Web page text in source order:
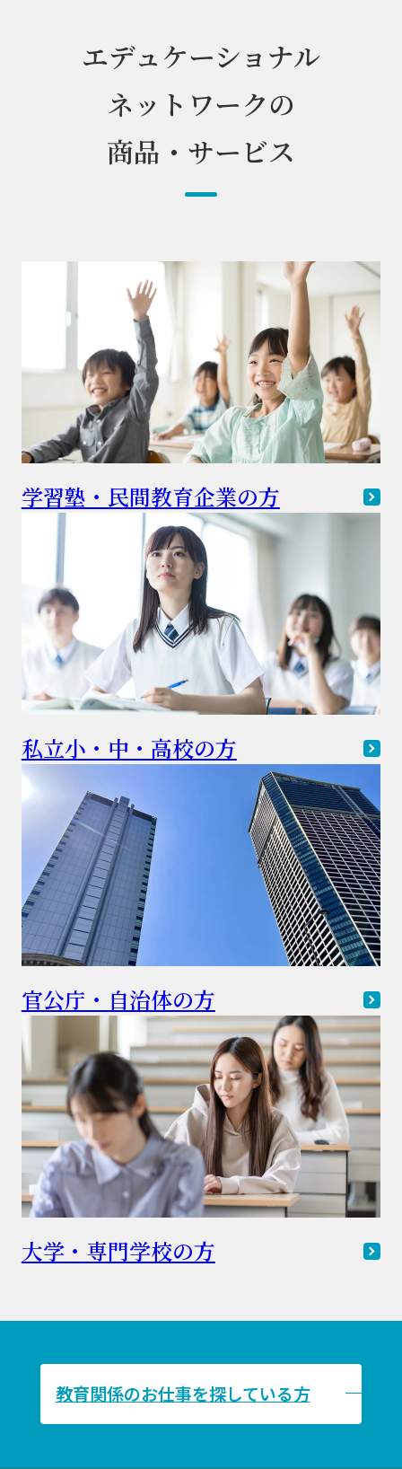
エデュケーショナル
ネットワークの
商品・サービス
学習塾・民間教育企業の方
私立小・中・高校の方
官公庁・自治体の方
大学・専門学校の方
教育関係のお仕事を探している方